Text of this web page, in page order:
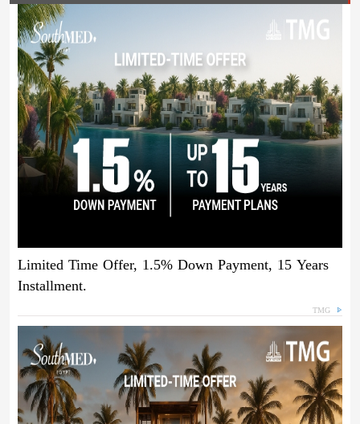
Limited Time Offer, 1.5% Down Payment, 15 Years
Installment.
TMG